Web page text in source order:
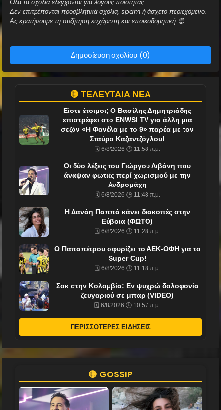
Όλα τα σχόλια ελέγχονται για λόγους ποιότητας.
Δεν επιτρέπονται προσβλητικά σχόλια, spam ή άσχετο περιεχόμενο.
Ας κρατήσουμε τη συζήτηση ευχάριστη και εποικοδομητική 😊
Δημοσίευση σχολίου (0)
🟡 ΤΕΛΕΥΤΑΙΑ ΝΕΑ
Είστε έτοιμοι; Ο Βασίλης Δημητριάδης
επιστρέφει στο ENWSI TV για άλλη μια
σεζόν «Η Φανέλα με το 9» παρέα με τον
Σταύρο Καζαντζόγλου!
🗓️ 6/8/2026 🕒 11:58 π.μ.
Οι δύο λέξεις του Γιώργου Λιβάνη που
άναψαν φωτιές περί χωρισμού με την
Ανδρομάχη
🗓️ 6/8/2026 🕒 11:48 π.μ.
Η Δανάη Παππά κάνει διακοπές στην
Εύβοια (ΦΩΤΟ)
🗓️ 6/8/2026 🕒 11:28 π.μ.
Ο Παπαπέτρου σφυρίζει το ΑΕΚ-ΟΦΗ για το
Super Cup!
🗓️ 6/8/2026 🕒 11:18 π.μ.
Σοκ στην Κολομβία: Εν ψυχρώ δολοφονία
ζευγαριού σε μπαρ (VIDEO)
🗓️ 6/8/2026 🕒 10:57 π.μ.
ΠΕΡΙΣΣΟΤΕΡΕΣ ΕΙΔΗΣΕΙΣ
🟡 GOSSIP